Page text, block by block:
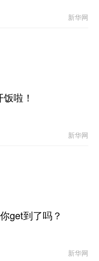
新华网
啦！
新华网
get到了吗？
新华网